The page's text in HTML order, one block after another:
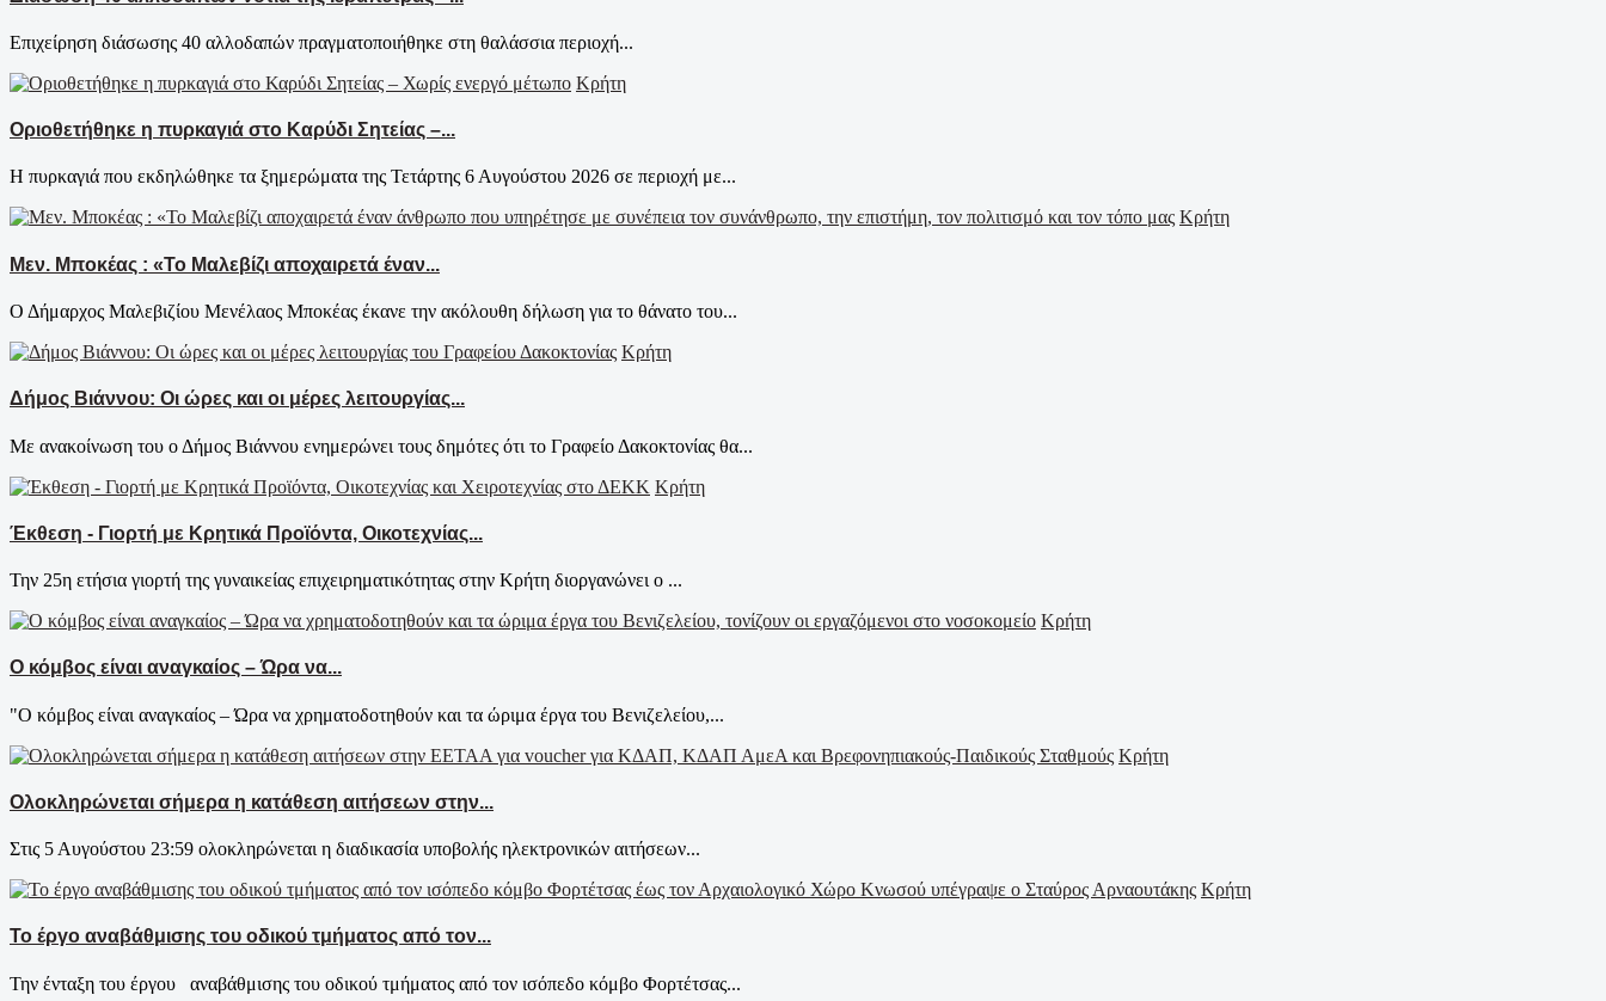
Επιχείρηση διάσωσης 40 αλλοδαπών πραγματοποιήθηκε στη θαλάσσια περιοχή...
Κρήτη
Οριοθετήθηκε η πυρκαγιά στο Καρύδι Σητείας –...
Η πυρκαγιά που εκδηλώθηκε τα ξημερώματα της Τετάρτης 6 Αυγούστου 2026 σε περιοχή με...
Κρήτη
Μεν. Μποκέας : «Το Μαλεβίζι αποχαιρετά έναν...
Ο Δήμαρχος Μαλεβιζίου Μενέλαος Μποκέας έκανε την ακόλουθη δήλωση για το θάνατο του...
Κρήτη
Δήμος Βιάννου: Οι ώρες και οι μέρες λειτουργίας...
Με ανακοίνωση του ο Δήμος Βιάννου ενημερώνει τους δημότες ότι το Γραφείο Δακοκτονίας θα...
Κρήτη
Έκθεση - Γιορτή με Κρητικά Προϊόντα, Οικοτεχνίας...
Την 25η ετήσια γιορτή της γυναικείας επιχειρηματικότητας στην Κρήτη διοργανώνει ο ...
Κρήτη
Ο κόμβος είναι αναγκαίος – Ώρα να...
"Ο κόμβος είναι αναγκαίος – Ώρα να χρηματοδοτηθούν και τα ώριμα έργα του Βενιζελείου,...
Κρήτη
Ολοκληρώνεται σήμερα η κατάθεση αιτήσεων στην...
Στις 5 Αυγούστου 23:59 ολοκληρώνεται η διαδικασία υποβολής ηλεκτρονικών αιτήσεων...
Κρήτη
Το έργο αναβάθμισης του οδικού τμήματος από τον...
Την ένταξη του έργου αναβάθμισης του οδικού τμήματος από τον ισόπεδο κόμβο Φορτέτσας...